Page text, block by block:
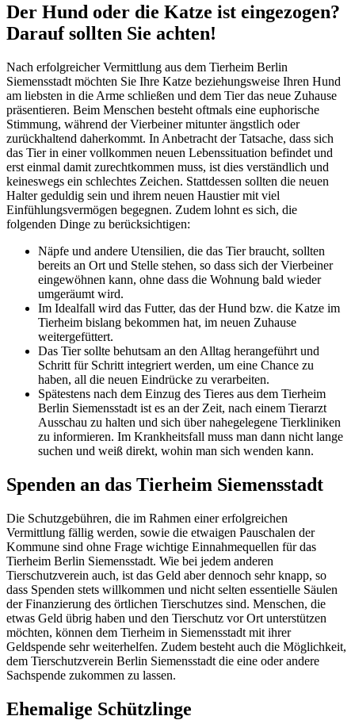
Der Hund oder die Katze ist eingezogen?
Darauf sollten Sie achten!
Nach erfolgreicher Vermittlung aus dem Tierheim Berlin
Siemensstadt möchten Sie Ihre Katze beziehungsweise Ihren Hund
am liebsten in die Arme schließen und dem Tier das neue Zuhause
präsentieren. Beim Menschen besteht oftmals eine euphorische
Stimmung, während der Vierbeiner mitunter ängstlich oder
zurückhaltend daherkommt. In Anbetracht der Tatsache, dass sich
das Tier in einer vollkommen neuen Lebenssituation befindet und
erst einmal damit zurechtkommen muss, ist dies verständlich und
keineswegs ein schlechtes Zeichen. Stattdessen sollten die neuen
Halter geduldig sein und ihrem neuen Haustier mit viel
Einfühlungsvermögen begegnen. Zudem lohnt es sich, die
folgenden Dinge zu berücksichtigen:
Näpfe und andere Utensilien, die das Tier braucht, sollten
bereits an Ort und Stelle stehen, so dass sich der Vierbeiner
eingewöhnen kann, ohne dass die Wohnung bald wieder
umgeräumt wird.
Im Idealfall wird das Futter, das der Hund bzw. die Katze im
Tierheim bislang bekommen hat, im neuen Zuhause
weitergefüttert.
Das Tier sollte behutsam an den Alltag herangeführt und
Schritt für Schritt integriert werden, um eine Chance zu
haben, all die neuen Eindrücke zu verarbeiten.
Spätestens nach dem Einzug des Tieres aus dem Tierheim
Berlin Siemensstadt ist es an der Zeit, nach einem Tierarzt
Ausschau zu halten und sich über nahegelegene Tierkliniken
zu informieren. Im Krankheitsfall muss man dann nicht lange
suchen und weiß direkt, wohin man sich wenden kann.
Spenden an das Tierheim Siemensstadt
Die Schutzgebühren, die im Rahmen einer erfolgreichen
Vermittlung fällig werden, sowie die etwaigen Pauschalen der
Kommune sind ohne Frage wichtige Einnahmequellen für das
Tierheim Berlin Siemensstadt. Wie bei jedem anderen
Tierschutzverein auch, ist das Geld aber dennoch sehr knapp, so
dass Spenden stets willkommen und nicht selten essentielle Säulen
der Finanzierung des örtlichen Tierschutzes sind. Menschen, die
etwas Geld übrig haben und den Tierschutz vor Ort unterstützen
möchten, können dem Tierheim in Siemensstadt mit ihrer
Geldspende sehr weiterhelfen. Zudem besteht auch die Möglichkeit,
dem Tierschutzverein Berlin Siemensstadt die eine oder andere
Sachspende zukommen zu lassen.
Ehemalige Schützlinge